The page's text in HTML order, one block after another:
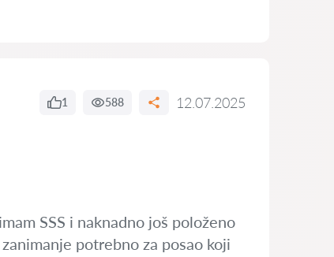
1 588 12.07.2025
SSS i naknadno još položeno
potrebno za posao koji